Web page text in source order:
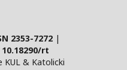
2353-7272 |
10.18290/rt
& Katolicki